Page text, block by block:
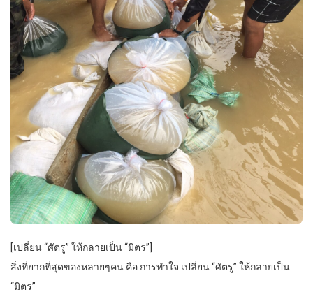
[เปลี่ยน “ศัตรู” ให้กลายเป็น “มิตร”]
สิ่งที่ยากที่สุดของหลายๆคน คือ การทำใจ เปลี่ยน “ศัตรู” ให้กลายเป็น
“มิตร”